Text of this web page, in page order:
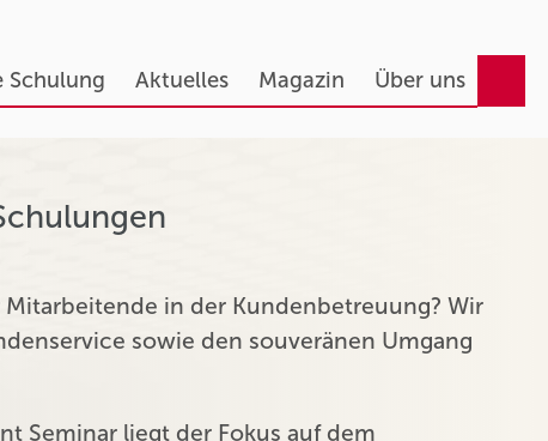
Schulung Aktuelles Magazin Über uns
in der Kundenbetreuung? Wir
sowie den souveränen Umgang
Seminar liegt der Fokus auf dem